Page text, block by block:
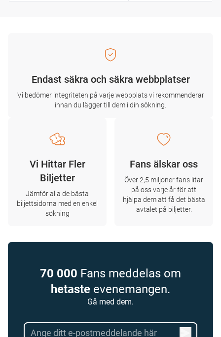
Endast säkra och säkra webbplatser
Vi bedömer integriteten på varje webbplats vi rekommenderar
innan du lägger till dem i din sökning.
Vi Hittar Fler
Biljetter
Jämför alla de bästa
biljettsidorna med en enkel
sökning
Fans älskar oss
Över 2,5 miljoner fans litar
på oss varje år för att
hjälpa dem att få det bästa
avtalet på biljetter.
70 000 Fans meddelas om
hetaste evenemangen.
Gå med dem.